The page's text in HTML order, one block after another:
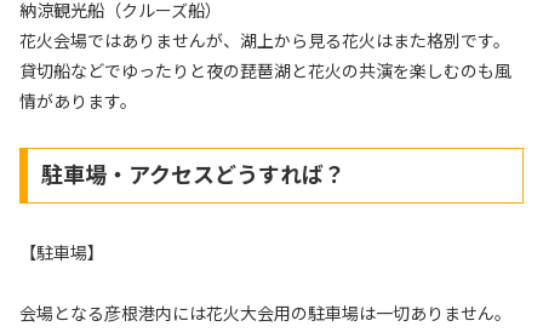
納涼観光船（クルーズ船）
花火会場ではありませんが、湖上から見る花火はまた格別です。
貸切船などでゆったりと夜の琵琶湖と花火の共演を楽しむのも風
情があります。
駐車場・アクセスどうすれば？
【駐車場】
会場となる彦根港内には花火大会用の駐車場は一切ありません。